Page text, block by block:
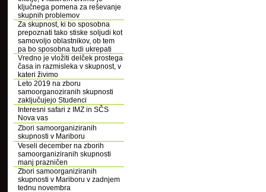
ključnega pomena za reševanje
skupnih problemov
Za skupnost, ki bo sposobna
prepoznati tako stiske soljudi kot
samovoljo oblastnikov, ob tem
pa bo sposobna tudi ukrepati
Vredno je vložiti delček prostega
časa in razmisleka v skupnost, v
kateri živimo
Leto 2019 na zboru
samoorganoziranih skupnosti
zaključujejo Studenci
Interesni safari z IMZ in SČS
Nova vas
Zbori samoorganiziranih
skupnosti v Mariboru
Veseli december na zborih
samoorganiziranih skupnosti
manj prazničen
Zbori samoorganiziranih
skupnosti v Mariboru v zadnjem
tednu novembra